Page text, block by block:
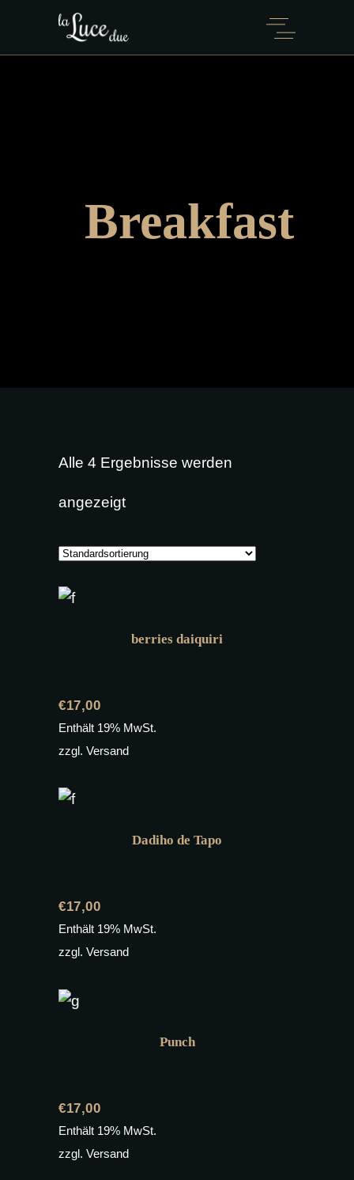
Breakfast
Alle 4 Ergebnisse werden
angezeigt
berries daiquiri
€17,00
Enthält 19% MwSt.
zzgl. Versand
Dadiho de Tapo
€17,00
Enthält 19% MwSt.
zzgl. Versand
Punch
€17,00
Enthält 19% MwSt.
zzgl. Versand